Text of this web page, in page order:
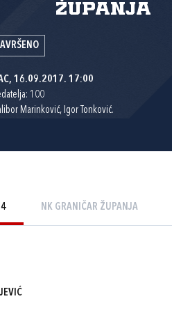
Županja
16.09.2017. 17:00
100
Marinković, Igor Tonković.
NK GRANIČAR ŽUPANJA